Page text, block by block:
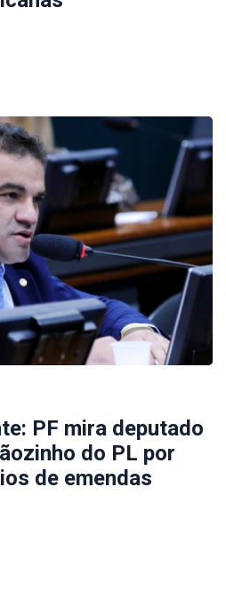
PF mira deputado
do PL por
de emendas